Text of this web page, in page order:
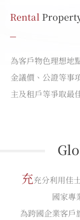
Rental
為客戶物色理想地
金議價、公證等事
主及租戶等爭取最
充充分利用佳
國家專
為跨國企業客戶